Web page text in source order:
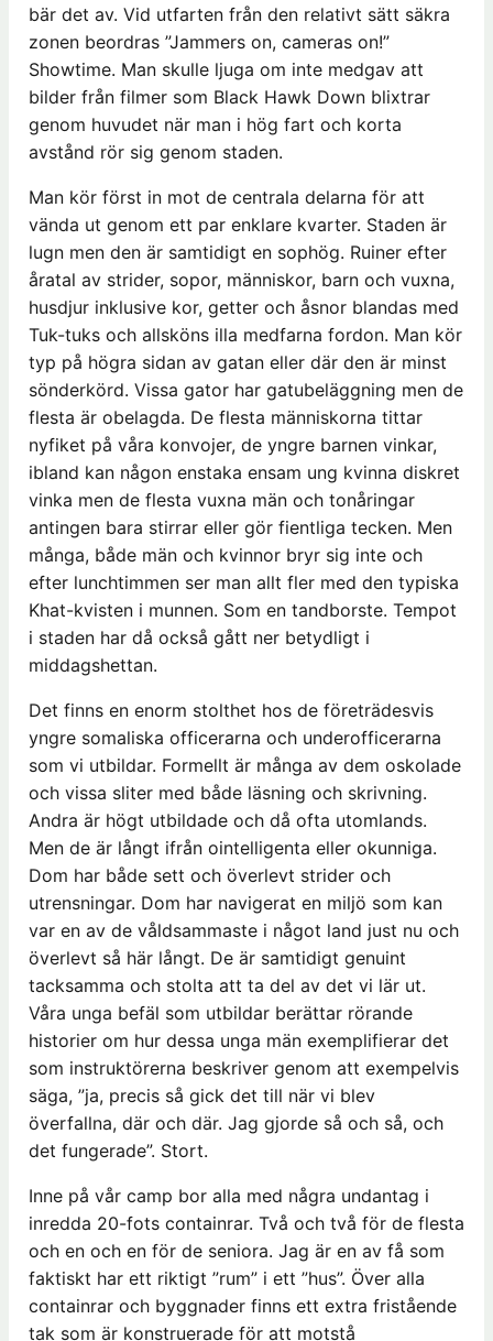
bär det av. Vid utfarten från den relativt sätt säkra
zonen beordras ”Jammers on, cameras on!”
Showtime. Man skulle ljuga om inte medgav att
bilder från filmer som Black Hawk Down blixtrar
genom huvudet när man i hög fart och korta
avstånd rör sig genom staden.
Man kör först in mot de centrala delarna för att
vända ut genom ett par enklare kvarter. Staden är
lugn men den är samtidigt en sophög. Ruiner efter
åratal av strider, sopor, människor, barn och vuxna,
husdjur inklusive kor, getter och åsnor blandas med
Tuk-tuks och allsköns illa medfarna fordon. Man kör
typ på högra sidan av gatan eller där den är minst
sönderkörd. Vissa gator har gatubeläggning men de
flesta är obelagda. De flesta människorna tittar
nyfiket på våra konvojer, de yngre barnen vinkar,
ibland kan någon enstaka ensam ung kvinna diskret
vinka men de flesta vuxna män och tonåringar
antingen bara stirrar eller gör fientliga tecken. Men
många, både män och kvinnor bryr sig inte och
efter lunchtimmen ser man allt fler med den typiska
Khat-kvisten i munnen. Som en tandborste. Tempot
i staden har då också gått ner betydligt i
middagshettan.
Det finns en enorm stolthet hos de företrädesvis
yngre somaliska officerarna och underofficerarna
som vi utbildar. Formellt är många av dem oskolade
och vissa sliter med både läsning och skrivning.
Andra är högt utbildade och då ofta utomlands.
Men de är långt ifrån ointelligenta eller okunniga.
Dom har både sett och överlevt strider och
utrensningar. Dom har navigerat en miljö som kan
var en av de våldsammaste i något land just nu och
överlevt så här långt. De är samtidigt genuint
tacksamma och stolta att ta del av det vi lär ut.
Våra unga befäl som utbildar berättar rörande
historier om hur dessa unga män exemplifierar det
som instruktörerna beskriver genom att exempelvis
säga, ”ja, precis så gick det till när vi blev
överfallna, där och där. Jag gjorde så och så, och
det fungerade”. Stort.
Inne på vår camp bor alla med några undantag i
inredda 20-fots containrar. Två och två för de flesta
och en och en för de seniora. Jag är en av få som
faktiskt har ett riktigt ”rum” i ett ”hus”. Över alla
containrar och byggnader finns ett extra fristående
tak som är konstruerade för att motstå